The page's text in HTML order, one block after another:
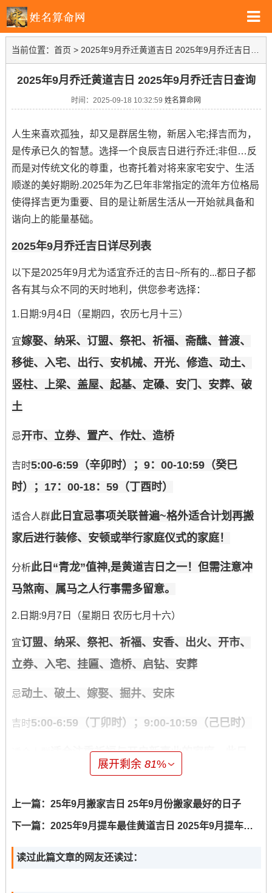
当前位置： 首页 > 2025年9月乔迁黄道吉日 2025年9月乔迁吉日查询
2025年9月乔迁黄道吉日 2025年9月乔迁吉日查询
时间：2025-09-18 10:32:59 姓名算命网
人生来喜欢孤独，却又是群居生物，新居入宅;择吉而为，
是传承已久的智慧。选择一个良辰吉日进行乔迁;非但…反
而是对传统文化的尊重，也寄托着对将来家宅安宁、生活
顺遂的美好期盼.2025年为乙巳年非常指定的流年方位格局
使得择吉更为重要、目的是让新居生活从一开始就具备和
谐向上的能量基础。
2025年9月乔迁吉日详尽列表
以下是2025年9月尤为适宜乔迁的吉日~所有的...都日子都
各有其与众不同的天时地利，供您参考选择：
1.日期:9月4日（星期四，农历七月十三）
宜嫁娶、纳采、订盟、祭祀、祈福、斋醮、普渡、
移徙、入宅、出行、安机械、开光、修造、动土、
竖柱、上梁、盖屋、起基、定磉、安门、安葬、破
土
忌开市、立券、置产、作灶、造桥
吉时5:00-6:59（辛卯时）；9：00-10:59（癸巳
时）；17：00-18：59（丁酉时）
适合人群此日宜忌事项关联普遍~格外适合计划再搬
家后进行装修、安顿或举行家庭仪式的家庭！
分析此日“青龙”值神,是黄道吉日之一！但需注意冲
马煞南、属马之人行事需多留意。
2.日期:9月7日（星期日 农历七月十六）
宜订盟、纳采、祭祀、祈福、安香、出火、开市、
立券、入宅、挂匾、造桥、启钻、安葬
忌动土、破土、嫁娶、掘井、安床
吉时5:00-6:59（丁卯时）；9:00-10:59（己巳时）
适合注重祈福与开启新事业的家庭，此日
“明堂”黄道，寓意光明。
研究此日“明堂”值神 是黄道吉日之一...冲鸡煞西，
生肖属鸡者需谨慎避开此日乔迁.
3.日期:9月8日（星期一，农历七月十七）
展开剩余81%
上一篇： 25年9月搬家吉日 25年9月份搬家最好的日子
下一篇： 2025年9月提车最佳黄道吉日 2025年9月提车最旺吉日表
读过此篇文章的网友还读过：